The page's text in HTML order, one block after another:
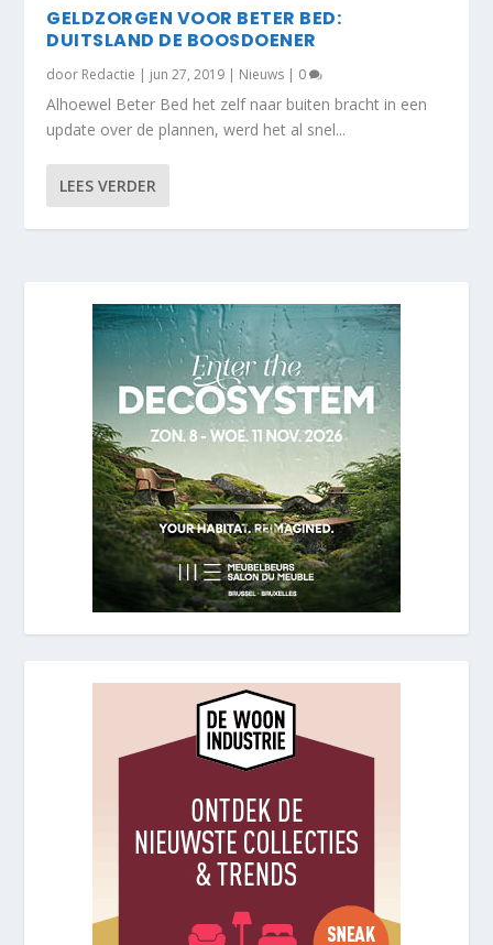
GELDZORGEN VOOR BETER BED:
DUITSLAND DE BOOSDOENER
door Redactie | jun 27, 2019 | Nieuws | 0
Alhoewel Beter Bed het zelf naar buiten bracht in een
update over de plannen, werd het al snel...
LEES VERDER